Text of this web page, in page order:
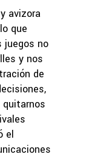
avizora
que
juegos no
y nos
de
quitarnos
el